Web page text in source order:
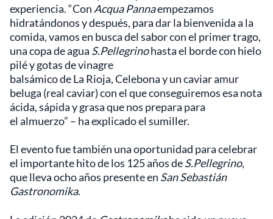
experiencia. “Con Acqua Pannaempezamos
hidratándonos y después, para dar la bienvenida a la
comida, vamos en busca del sabor con el primer trago,
una copa de agua S.Pellegrinohasta el borde con hielo
pilé y gotas de vinagre
balsámico de La Rioja, Celebona y un caviar amur
beluga (real caviar) con el que conseguiremos esa nota
ácida, sápida y grasa que nos prepara para
el almuerzo” – ha explicado el sumiller.
El evento fue también una oportunidad para celebrar
el importante hito de los 125 años deS.Pellegrino,
que lleva ocho años presente en San Sebastián
Gastronomika.